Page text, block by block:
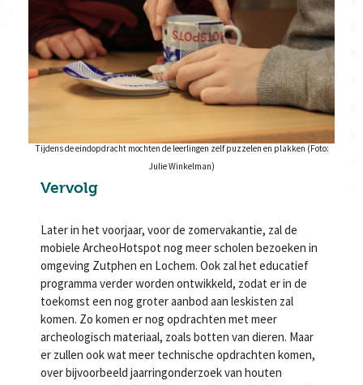
Tijdens de eindopdracht mochten de leerlingen zelf puzzelen en plakken (Foto:
Julie Winkelman)
Vervolg
Later in het voorjaar, voor de zomervakantie, zal de
mobiele ArcheoHotspot nog meer scholen bezoeken in
omgeving Zutphen en Lochem. Ook zal het educatief
programma verder worden ontwikkeld, zodat er in de
toekomst een nog groter aanbod aan leskisten zal
komen. Zo komen er nog opdrachten met meer
archeologisch materiaal, zoals botten van dieren. Maar
er zullen ook wat meer technische opdrachten komen,
over bijvoorbeeld jaarringonderzoek van houten